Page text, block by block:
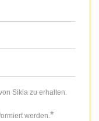
Sikla zu erhalten.
werden.*